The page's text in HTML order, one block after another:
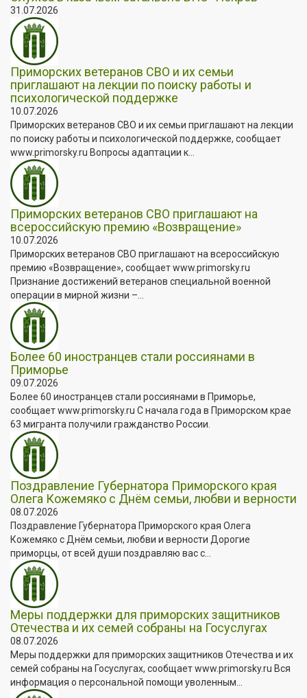
31.07.2026
Приморских ветеранов СВО и их семьи
приглашают на лекции по поиску работы и
психологической поддержке
10.07.2026
Приморских ветеранов СВО и их семьи приглашают на лекции
по поиску работы и психологической поддержке, сообщает
www.primorsky.ru Вопросы адаптации к...
Приморских ветеранов СВО приглашают на
всероссийскую премию «Возвращение»
10.07.2026
Приморских ветеранов СВО приглашают на всероссийскую
премию «Возвращение», сообщает www.primorsky.ru
Признание достижений ветеранов специальной военной
операции в мирной жизни –...
Более 60 иностранцев стали россиянами в
Приморье
09.07.2026
Более 60 иностранцев стали россиянами в Приморье,
сообщает www.primorsky.ru С начала года в Приморском крае
63 мигранта получили гражданство России.
Поздравление Губернатора Приморского края
Олега Кожемяко с Днём семьи, любви и верности
08.07.2026
Поздравление Губернатора Приморского края Олега
Кожемяко с Днём семьи, любви и верности Дорогие
приморцы, от всей души поздравляю вас с...
Меры поддержки для приморских защитников
Отечества и их семей собраны на Госуслугах
08.07.2026
Меры поддержки для приморских защитников Отечества и их
семей собраны на Госуслугах, сообщает www.primorsky.ru Вся
информация о персональной помощи уволенным...